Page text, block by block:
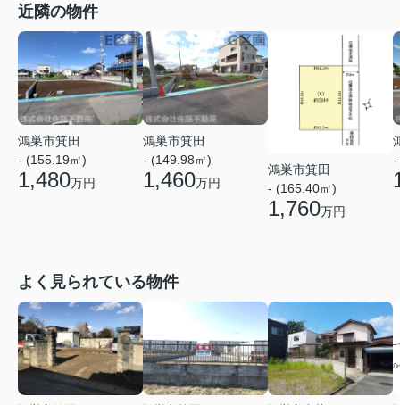
近隣の物件
鴻巣市箕田
- (155.19㎡)
1,480万円
鴻巣市箕田
- (149.98㎡)
1,460万円
鴻巣市箕田
- (165.40㎡)
1,760万円
-
よく見られている物件